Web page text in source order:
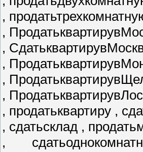
,
,
,
,
,
,
, продатьквартиру ,
, сдатьсклад ,
,